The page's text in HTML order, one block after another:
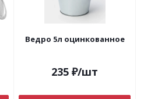
Ведро 5л оцинкованное
235 ₽/шт